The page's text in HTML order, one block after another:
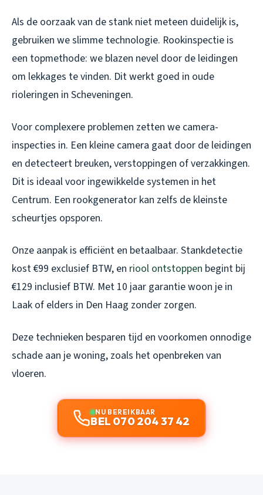
Als de oorzaak van de stank niet meteen duidelijk is,
gebruiken we slimme technologie. Rookinspectie is
een topmethode: we blazen nevel door de leidingen
om lekkages te vinden. Dit werkt goed in oude
rioleringen in Scheveningen.
Voor complexere problemen zetten we camera-
inspecties in. Een kleine camera gaat door de leidingen
en detecteert breuken, verstoppingen of verzakkingen.
Dit is ideaal voor ingewikkelde systemen in het
Centrum. Een rookgenerator kan zelfs de kleinste
scheurtjes opsporen.
Onze aanpak is efficiënt en betaalbaar. Stankdetectie
kost €99 exclusief BTW, en riool ontstoppen begint bij
€129 inclusief BTW. Met 10 jaar garantie woon je in
Laak of elders in Den Haag zonder zorgen.
Deze technieken besparen tijd en voorkomen onnodige
schade aan je woning, zoals het openbreken van
vloeren.
NU BEREIKBAAR
BEL 070 204 37 42